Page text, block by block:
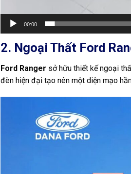
00:00
2. Ngoại Thất Ford
Ford Ranger sở hữu thiết kế ngoại
đèn hiện đại tạo nên một diện mạo